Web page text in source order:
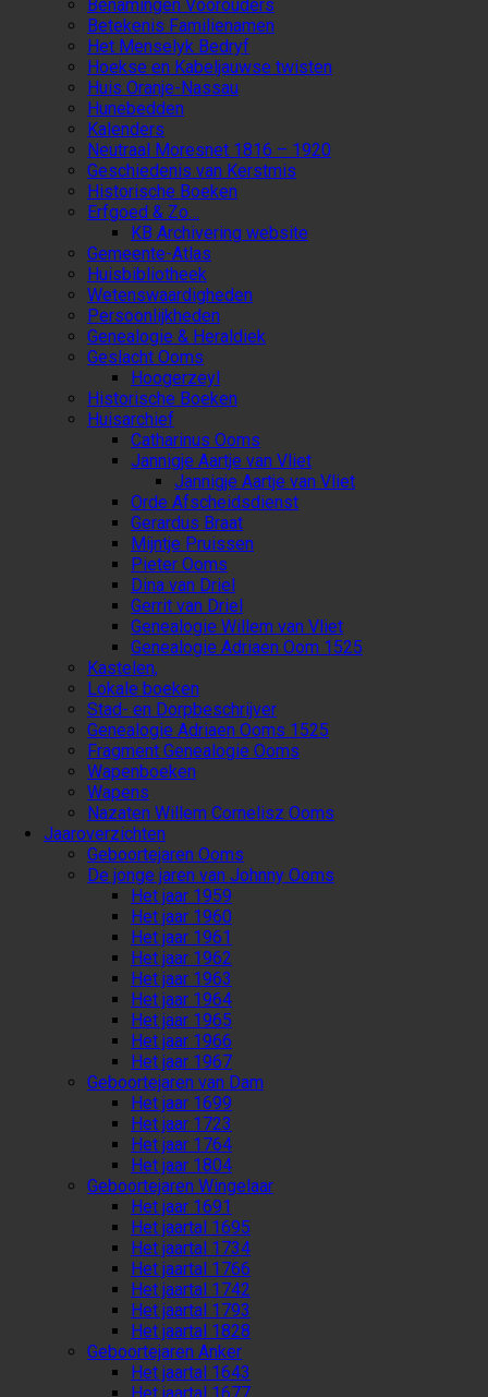
Benamingen Voorouders
Betekenis Familienamen
Het Menselyk Bedryf
Hoekse en Kabeljauwse twisten
Huis Oranje-Nassau
Hunebedden
Kalenders
Neutraal Moresnet 1816 – 1920
Geschiedenis van Kerstmis
Historische Boeken
Erfgoed & Zo…
KB Archivering website
Gemeente-Atlas
Huisbibliotheek
Wetenswaardigheden
Persoonlijkheden
Genealogie & Heraldiek
Geslacht Ooms
Hoogerzeyl
Historische Boeken
Huisarchief
Catharinus Ooms
Jannigje Aartje van Vliet
Jannigje Aartje van Vliet
Orde Afscheidsdienst
Gerardus Braat
Mijntje Pruissen
Pieter Ooms
Dina van Driel
Gerrit van Driel
Genealogie Willem van Vliet
Genealogie Adriaen Oom 1525
Kastelen,
Lokale boeken
Stad- en Dorpbeschrijver
Genealogie Adriaen Ooms 1525
Fragment Genealogie Ooms
Wapenboeken
Wapens
Nazaten Willem Cornelisz Ooms
Jaaroverzichten
Geboortejaren Ooms
De jonge jaren van Johnny Ooms
Het jaar 1959
Het jaar 1960
Het jaar 1961
Het jaar 1962
Het jaar 1963
Het jaar 1964
Het jaar 1965
Het jaar 1966
Het jaar 1967
Geboortejaren van Dam
Het jaar 1699
Het jaar 1723
Het jaar 1764
Het jaar 1804
Geboortejaren Wingelaar
Het jaar 1691
Het jaartal 1695
Het jaartal 1734
Het jaartal 1766
Het jaartal 1742
Het jaartal 1793
Het jaartal 1828
Geboortejaren Anker
Het jaartal 1643